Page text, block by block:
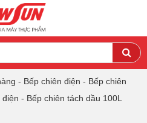
- Bếp chiên điện - Bếp chiên
điện - Bếp chiên tách dầu 100L